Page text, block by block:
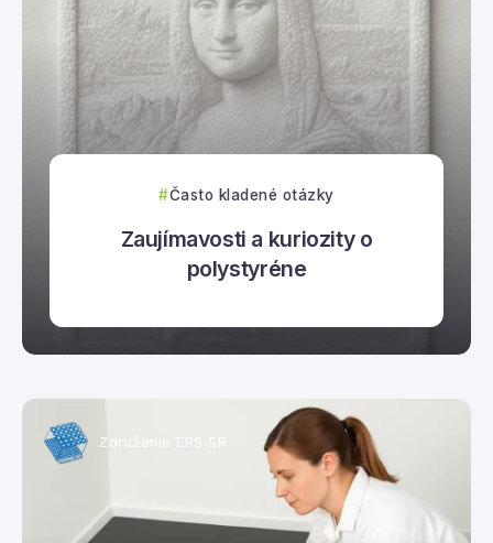
Často kladené otázky
Zaujímavosti a kuriozity o
polystyréne
Združenie EPS SR